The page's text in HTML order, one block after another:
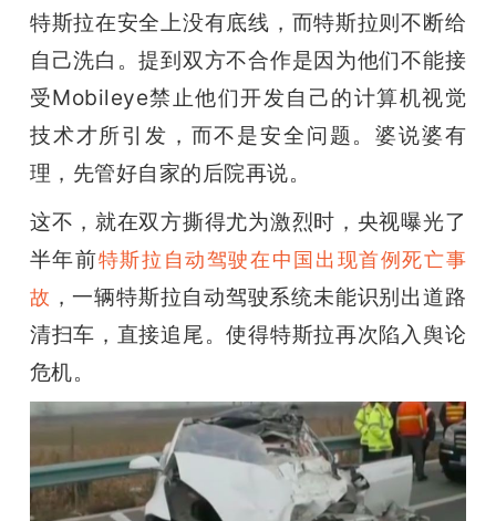
特斯拉在安全上没有底线，而特斯拉则不断给
自己洗白。提到双方不合作是因为他们不能接
受Mobileye禁止他们开发自己的计算机视觉
技术才所引发，而不是安全问题。婆说婆有
理，先管好自家的后院再说。
这不，就在双方撕得尤为激烈时， 央视曝光了
半年前特斯拉自动驾驶在中国出现首例死亡事
故 ，一辆特斯拉自动驾驶系统未能识别出道路
清扫车，直接追尾。使得特斯拉再次陷入舆论
危机。